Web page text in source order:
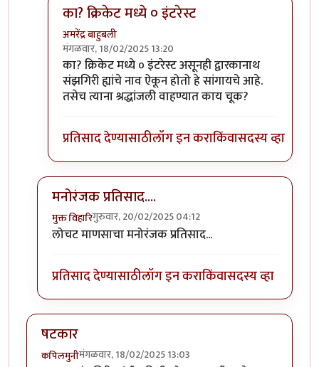
का? क्रिकेट मध्ये ० इंटरेस्ट
अमरेंद्र बाहुबली
मंगळवार, 18/02/2025 13:20
In reply toटंकला नसता तरी चालला' असताby
का? क्रिकेट मध्ये ० इंटरेस्ट असूनही द्वारकानाथ
संझगिरी ह्यांचे नाव ऐकून होतो हे सांगायचे आहे.
तसेच त्याना श्रद्धांजली वाहण्यात काय चूक?
प्रतिसाद देण्यासाठीलॉग इन कराकिंवासदस्य व्हा
मनोरंजक प्रतिसाद....
मुक्त विहारिगुरुवार, 20/02/2025 04:12
In reply toक्रिकेट सारख्या वाह्यादby
लोचट माणसाचा मनोरंजक प्रतिसाद...
प्रतिसाद देण्यासाठीलॉग इन कराकिंवासदस्य व्हा
षटकार
कपिलमुनीमंगळवार, 18/02/2025 13:03